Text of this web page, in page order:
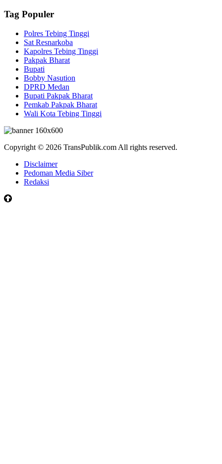
Tag Populer
Polres Tebing Tinggi
Sat Resnarkoba
Kapolres Tebing Tinggi
Pakpak Bharat
Bupati
Bobby Nasution
DPRD Medan
Bupati Pakpak Bharat
Pemkab Pakpak Bharat
Wali Kota Tebing Tinggi
Copyright © 2026 TransPublik.com All rights reserved.
Disclaimer
Pedoman Media Siber
Redaksi